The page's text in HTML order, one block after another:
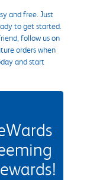
and free. Just
to get started.
follow us on
orders when
and start